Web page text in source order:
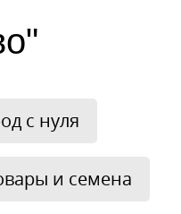
с нуля
и семена